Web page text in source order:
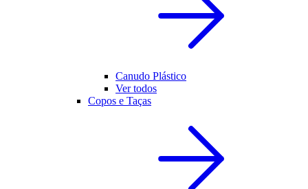
Canudo Plástico
Ver todos
Copos e Taças